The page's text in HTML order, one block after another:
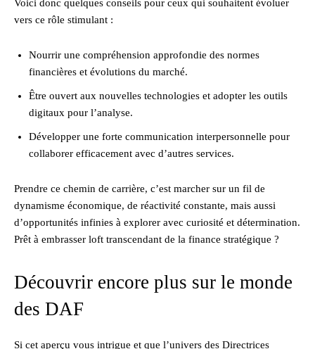
Voici donc quelques conseils pour ceux qui souhaitent évoluer
vers ce rôle stimulant :
Nourrir une compréhension approfondie des normes
financières et évolutions du marché.
Être ouvert aux nouvelles technologies et adopter les outils
digitaux pour l’analyse.
Développer une forte communication interpersonnelle pour
collaborer efficacement avec d’autres services.
Prendre ce chemin de carrière, c’est marcher sur un fil de
dynamisme économique, de réactivité constante, mais aussi
d’opportunités infinies à explorer avec curiosité et détermination.
Prêt à embrasser loft transcendant de la finance stratégique ?
Découvrir encore plus sur le monde
des DAF
Si cet aperçu vous intrigue et que l’univers des Directrices